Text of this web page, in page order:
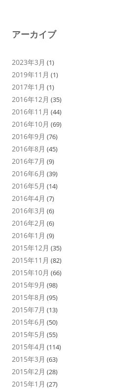
アーカイブ
2023年3月 (1)
2019年11月 (1)
2017年1月 (1)
2016年12月 (35)
2016年11月 (44)
2016年10月 (69)
2016年9月 (76)
2016年8月 (45)
2016年7月 (9)
2016年6月 (39)
2016年5月 (14)
2016年4月 (7)
2016年3月 (6)
2016年2月 (6)
2016年1月 (9)
2015年12月 (35)
2015年11月 (82)
2015年10月 (66)
2015年9月 (98)
2015年8月 (95)
2015年7月 (13)
2015年6月 (50)
2015年5月 (55)
2015年4月 (114)
2015年3月 (63)
2015年2月 (28)
2015年1月 (27)